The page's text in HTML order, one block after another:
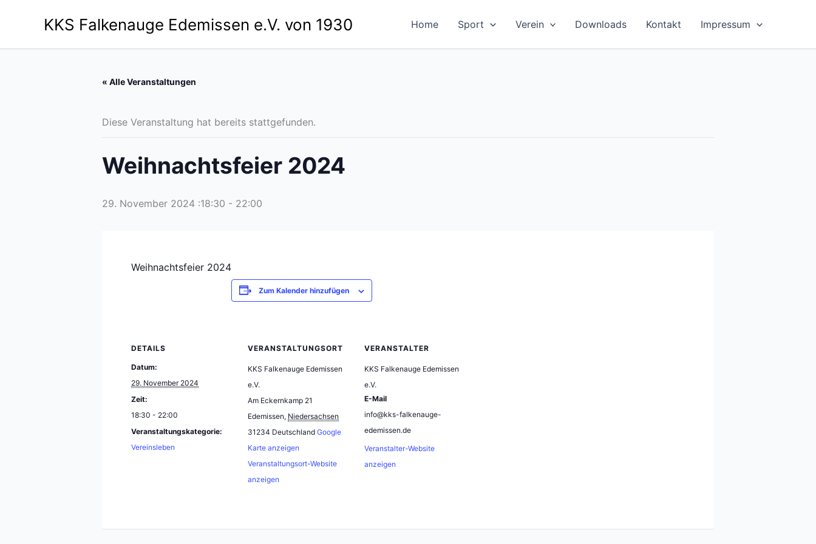
KKS Falkenauge Edemissen e.V. von 1930 Home Sport Verein Downloads Kontakt Impressum
« Alle Veranstaltungen
Diese Veranstaltung hat bereits stattgefunden.
Weihnachtsfeier 2024
29. November 2024 :18:30 - 22:00
Weihnachtsfeier 2024
Zum Kalender hinzufügen
DETAILS
Datum:
29. November 2024
Zeit:
18:30 - 22:00
Veranstaltungskategorie:
Vereinsleben
VERANSTALTUNGSORT
KKS Falkenauge Edemissen
e.V.
Am Eckernkamp 21
Edemissen, Niedersachsen
31234 Deutschland Google
Karte anzeigen
Veranstaltungsort-Website
anzeigen
VERANSTALTER
KKS Falkenauge Edemissen
e.V.
E-Mail
info@kks-falkenauge-
edemissen.de
Veranstalter-Website
anzeigen